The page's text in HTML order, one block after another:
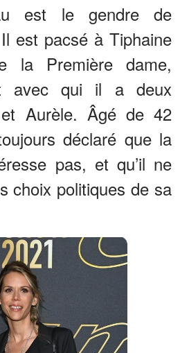
est le gendre de
est pacsé à Tiphaine
la Première dame,
avec qui il a deux
Aurèle. Âgé de 42
déclaré que la
pas, et qu’il ne
choix politiques de sa